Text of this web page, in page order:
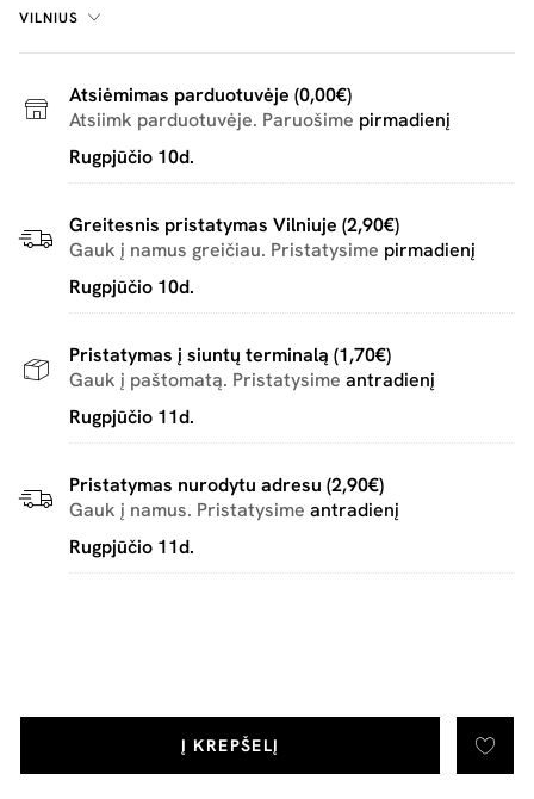
Į KREPŠELĮ
VILNIUS
Atsiėmimas parduotuvėje (0,00€)
Atsiimk parduotuvėje. Paruošime pirmadienį
Rugpjūčio 10d.
Greitesnis pristatymas Vilniuje (2,90€)
Gauk į namus greičiau. Pristatysime pirmadienį
Rugpjūčio 10d.
Pristatymas į siuntų terminalą (1,70€)
Gauk į paštomatą. Pristatysime antradienį
Rugpjūčio 11d.
Pristatymas nurodytu adresu (2,90€)
Gauk į namus. Pristatysime antradienį
Rugpjūčio 11d.